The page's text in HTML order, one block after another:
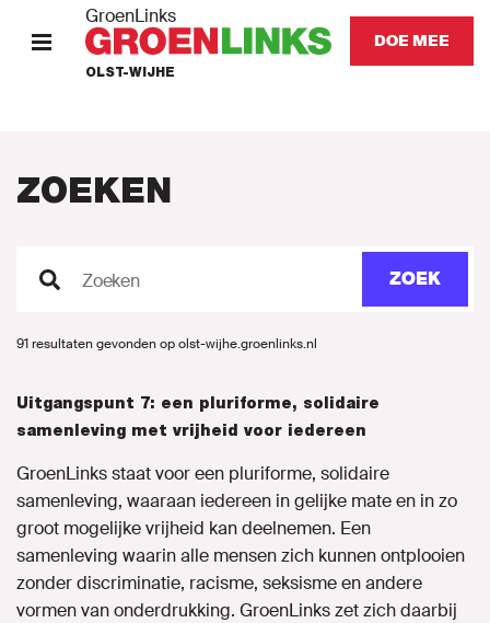
GroenLinks
OLST-WIJHE
DOE MEE
ZOEKEN
Zoeken ZOEK
91 resultaten gevonden op olst-wijhe.groenlinks.nl
Uitgangspunt 7: een pluriforme, solidaire
samenleving met vrijheid voor iedereen
GroenLinks staat voor een pluriforme, solidaire
samenleving, waaraan iedereen in gelijke mate en in zo
groot mogelijke vrijheid kan deelnemen. Een
samenleving waarin alle mensen zich kunnen ontplooien
zonder discriminatie, racisme, seksisme en andere
vormen van onderdrukking. GroenLinks zet zich daarbij
STANDPUNTEN
Agenda
Vacatures
Campagne
Kennis delen